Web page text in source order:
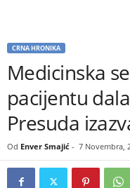
CRNA HRONIKA
Medicinska
pacijentu
Presuda
Od Enver Smajić - 7 Novembra,